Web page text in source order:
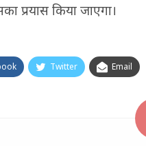
प्रयास किया जाएगा।
Twitter Email